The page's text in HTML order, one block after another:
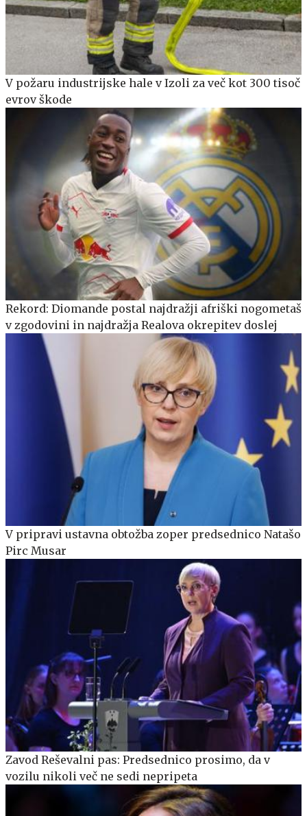
V požaru industrijske hale v Izoli za več kot 300 tisoč
evrov škode
Rekord: Diomande postal najdražji afriški nogometaš
v zgodovini in najdražja Realova okrepitev doslej
V pripravi ustavna obtožba zoper predsednico Natašo
Pirc Musar
Zavod Reševalni pas: Predsednico prosimo, da v
vozilu nikoli več ne sedi nepripeta